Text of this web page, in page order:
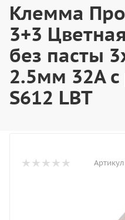
Клемма
3+3
без пасты
2.5мм 32A
S612 LBT